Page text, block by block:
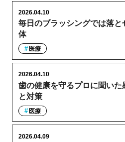
毎日のブラッシングでは落と
体
2026.04.10
医療
歯の健康を守るプロに聞いた
と対策
2026.04.10
医療
2026.04.09